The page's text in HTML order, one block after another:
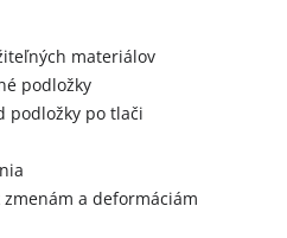
materiálov
podložky
podložky po tlači
a deformáciám